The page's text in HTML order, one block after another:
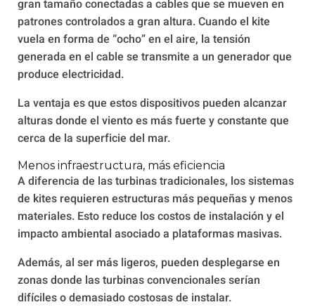
gran tamaño conectadas a cables que se mueven en
patrones controlados a gran altura. Cuando el kite
vuela en forma de “ocho” en el aire, la tensión
generada en el cable se transmite a un generador que
produce electricidad.
La ventaja es que estos dispositivos pueden alcanzar
alturas donde el viento es más fuerte y constante que
cerca de la superficie del mar.
Menos infraestructura, más eficiencia
A diferencia de las turbinas tradicionales, los sistemas
de kites requieren estructuras más pequeñas y menos
materiales. Esto reduce los costos de instalación y el
impacto ambiental asociado a plataformas masivas.
Además, al ser más ligeros, pueden desplegarse en
zonas donde las turbinas convencionales serían
difíciles o demasiado costosas de instalar.